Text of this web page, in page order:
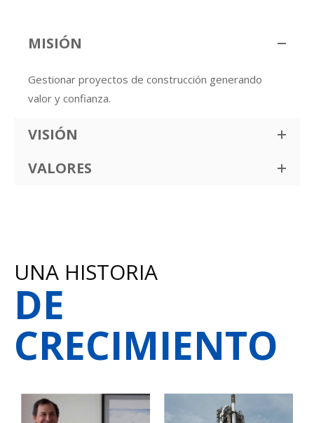
MISIÓN
Gestionar proyectos de construcción generando
valor y confianza.
VISIÓN
VALORES
UNA HISTORIA
DE
CRECIMIENTO